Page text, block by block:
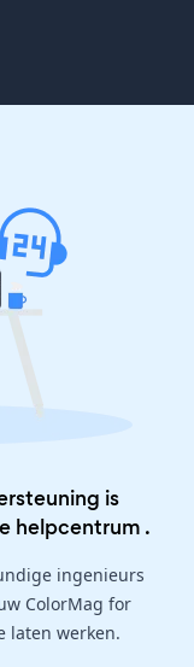
is
helpcentrum .
ingenieurs
ColorMag for
laten werken.